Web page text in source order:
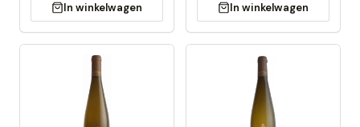
In winkelwagen In winkelwagen